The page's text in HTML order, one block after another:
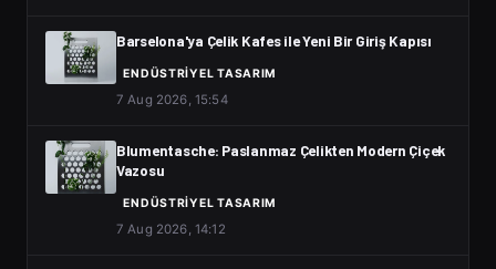
Barselona'ya Çelik Kafes ile Yeni Bir Giriş Kapısı
ENDÜSTRIYEL TASARIM
7 Aug 2026, 15:54
Blumentasche: Paslanmaz Çelikten Modern Çiçek
Vazosu
ENDÜSTRIYEL TASARIM
7 Aug 2026, 14:12